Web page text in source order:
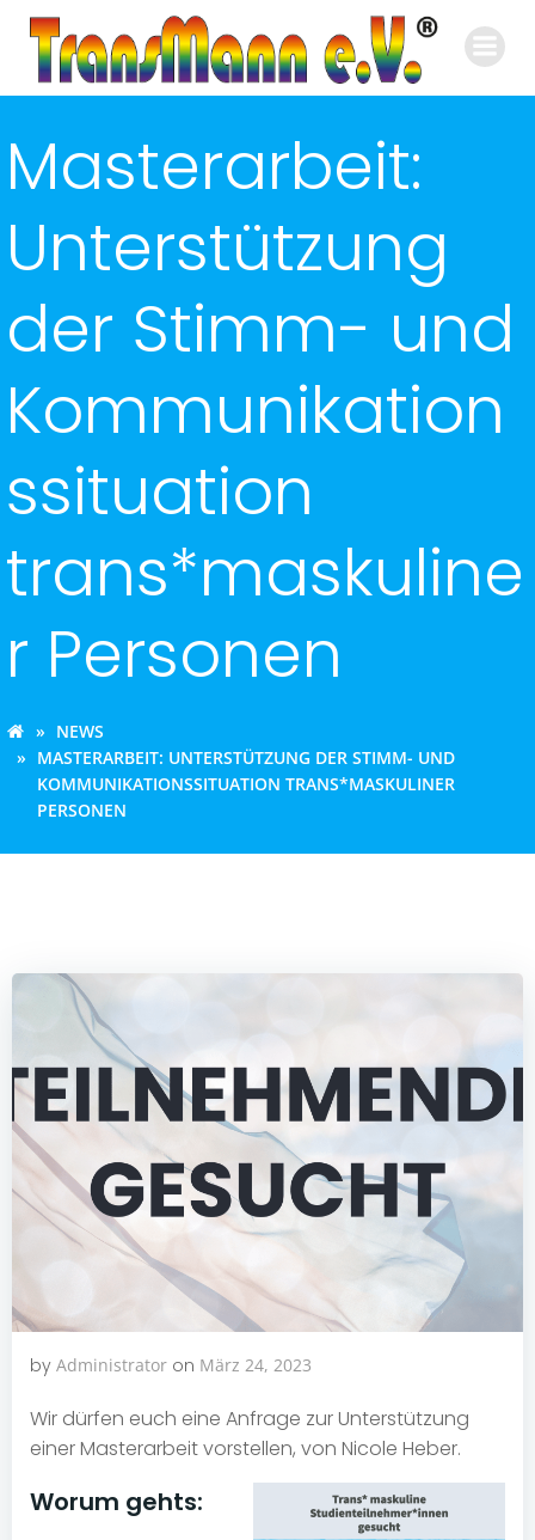
Inhalt
springen
Masterarbeit:
Unterstützung
der Stimm- und
Kommunikation
ssituation
trans*maskuline
r Personen
NEWS
MASTERARBEIT: UNTERSTÜTZUNG DER STIMM- UND
KOMMUNIKATIONSSITUATION TRANS*MASKULINER
PERSONEN
by Administrator on März 24, 2023
Wir dürfen euch eine Anfrage zur Unterstützung
einer Masterarbeit vorstellen, von Nicole Heber.
Worum gehts: